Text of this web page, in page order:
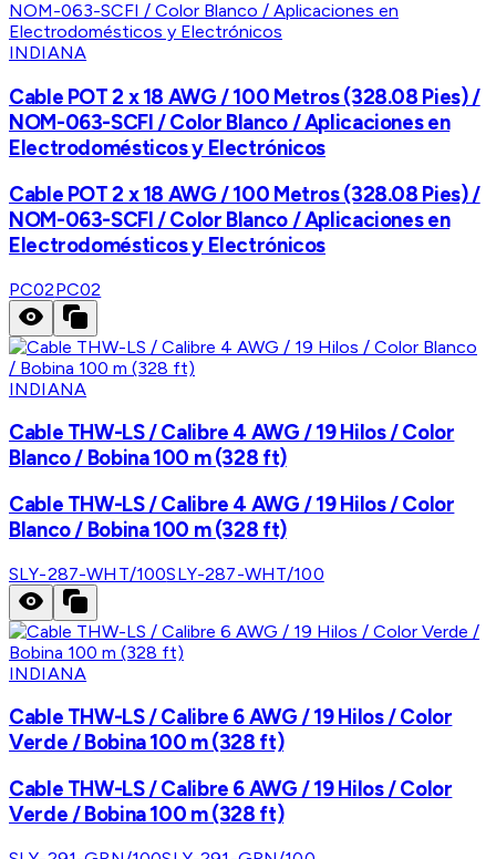
INDIANA
Cable POT 2 x 18 AWG / 100 Metros (328.08 Pies) /
NOM-063-SCFI / Color Blanco / Aplicaciones en
Electrodomésticos y Electrónicos
Cable POT 2 x 18 AWG / 100 Metros (328.08 Pies) /
NOM-063-SCFI / Color Blanco / Aplicaciones en
Electrodomésticos y Electrónicos
PC02PC02
INDIANA
Cable THW-LS / Calibre 4 AWG / 19 Hilos / Color
Blanco / Bobina 100 m (328 ft)
Cable THW-LS / Calibre 4 AWG / 19 Hilos / Color
Blanco / Bobina 100 m (328 ft)
SLY-287-WHT/100SLY-287-WHT/100
INDIANA
Cable THW-LS / Calibre 6 AWG / 19 Hilos / Color
Verde / Bobina 100 m (328 ft)
Cable THW-LS / Calibre 6 AWG / 19 Hilos / Color
Verde / Bobina 100 m (328 ft)